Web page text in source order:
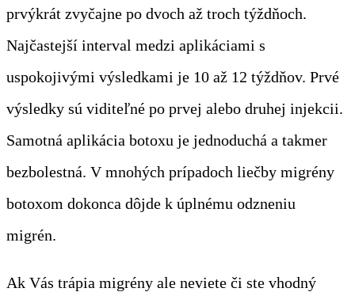
prvýkrát zvyčajne po dvoch až troch týždňoch.
Najčastejší interval medzi aplikáciami s
uspokojivými výsledkami je 10 až 12 týždňov. Prvé
výsledky sú viditeľné po prvej alebo druhej injekcii.
Samotná aplikácia botoxu je jednoduchá a takmer
bezbolestná. V mnohých prípadoch liečby migrény
botoxom dokonca dôjde k úplnému odzneniu
migrén.
Ak Vás trápia migrény ale neviete či ste vhodný